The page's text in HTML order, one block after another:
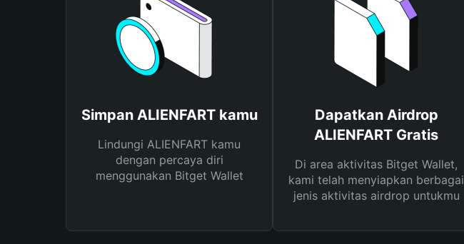
Simpan ALIENFART kamu
Lindungi ALIENFART kamu
dengan percaya diri
menggunakan Bitget Wallet
Dapatkan Airdrop
ALIENFART Gratis
Di area aktivitas Bitget Wallet,
kami telah menyiapkan berbagai
jenis aktivitas airdrop untukmu